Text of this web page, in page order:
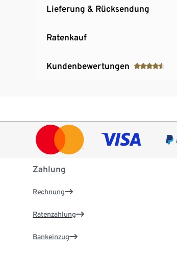
Lieferung & Rücksendung
Ratenkauf
Kundenbewertungen
Zahlung
Rechnung
Ratenzahlung
Bankeinzug